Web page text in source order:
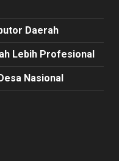
Daerah
Lebih Profesional
Nasional